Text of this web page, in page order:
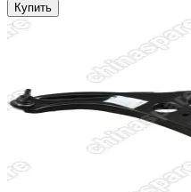
Купить